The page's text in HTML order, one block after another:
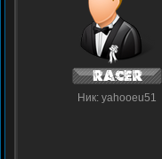
Ник: yahooeu51